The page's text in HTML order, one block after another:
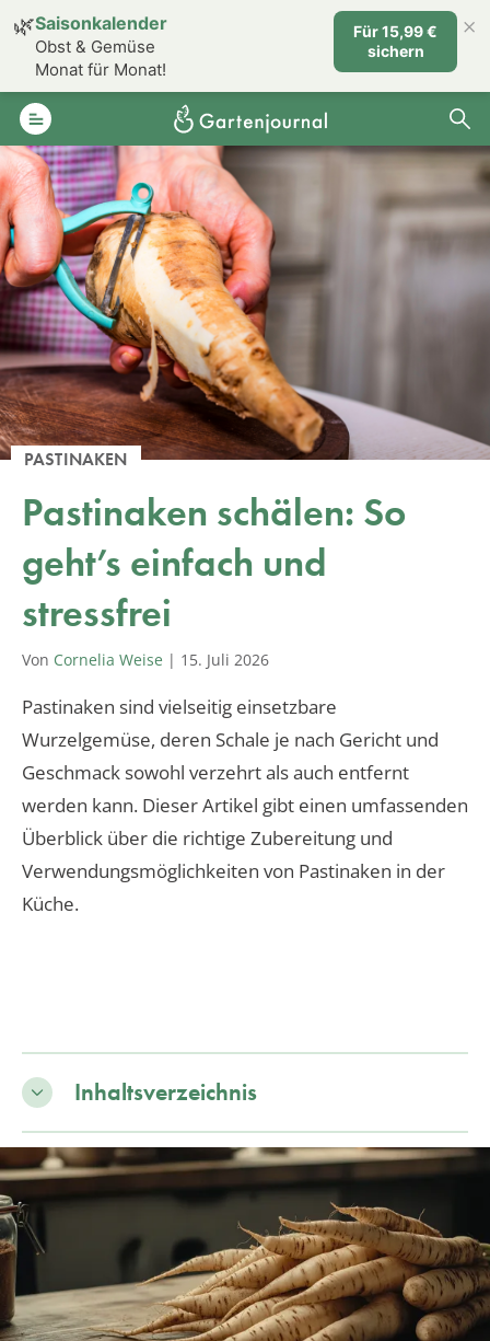
PASTINAKEN
Pastinaken schälen: So
geht’s einfach und
stressfrei
Von Cornelia Weise | 15. Juli 2026
Pastinaken sind vielseitig einsetzbare
Wurzelgemüse, deren Schale je nach Gericht und
Geschmack sowohl verzehrt als auch entfernt
werden kann. Dieser Artikel gibt einen umfassenden
Überblick über die richtige Zubereitung und
Verwendungsmöglichkeiten von Pastinaken in der
Küche.
Inhaltsverzeichnis
🌿Saisonkalender
Obst & Gemüse
Monat für Monat!
Für 15,99 €
sichern
×